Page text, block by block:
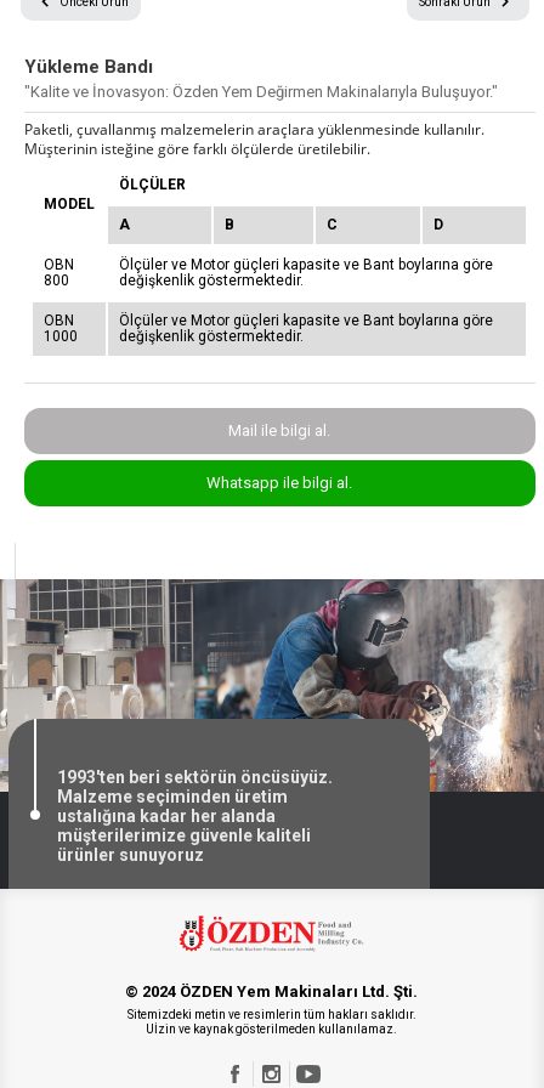
© 2024 Tüm Hakları Saklıdır
Sitemizdeki metin ve resimlerin tüm hakları saklıdır.
İzin ve kaynak gösterilmeden kullanılamaz.
Yükleme Bandı
"Kalite ve İnovasyon: Özden Yem Değirmen Makinalarıyla Buluşuyor."
Paketli, çuvallanmış malzemelerin araçlara yüklenmesinde kullanılır.
Müşterinin isteğine göre farklı ölçülerde üretilebilir.
MODEL
ÖLÇÜLER
A B C D
OBN
800
Ölçüler ve Motor güçleri kapasite ve Bant boylarına göre
değişkenlik göstermektedir.
OBN
1000
Ölçüler ve Motor güçleri kapasite ve Bant boylarına göre
değişkenlik göstermektedir.
Mail ile bilgi al.
Whatsapp ile bilgi al.
1993'ten beri sektörün öncüsüyüz.
Malzeme seçiminden üretim
ustalığına kadar her alanda
müşterilerimize güvenle kaliteli
ürünler sunuyoruz
© 2024 ÖZDEN Yem Makinaları Ltd. Şti.
Sitemizdeki metin ve resimlerin tüm hakları saklıdır.
Uİzin ve kaynak gösterilmeden kullanılamaz.